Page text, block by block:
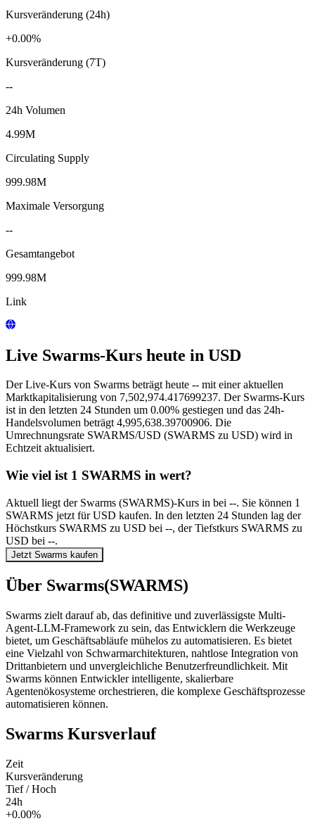
Kursveränderung (24h)
+0.00%
Kursveränderung (7T)
--
24h Volumen
4.99M
Circulating Supply
999.98M
Maximale Versorgung
--
Gesamtangebot
999.98M
Link
Live Swarms-Kurs heute in USD
Der Live-Kurs von Swarms beträgt heute -- mit einer aktuellen
Marktkapitalisierung von 7,502,974.417699237. Der Swarms-Kurs
ist in den letzten 24 Stunden um 0.00% gestiegen und das 24h-
Handelsvolumen beträgt 4,995,638.39700906. Die
Umrechnungsrate SWARMS/USD (SWARMS zu USD) wird in
Echtzeit aktualisiert.
Wie viel ist 1 SWARMS in wert?
Aktuell liegt der Swarms (SWARMS)-Kurs in bei --. Sie können 1
SWARMS jetzt für USD kaufen. In den letzten 24 Stunden lag der
Höchstkurs SWARMS zu USD bei --, der Tiefstkurs SWARMS zu
USD bei --.
Jetzt Swarms kaufen
Über Swarms(SWARMS)
Swarms zielt darauf ab, das definitive und zuverlässigste Multi-
Agent-LLM-Framework zu sein, das Entwicklern die Werkzeuge
bietet, um Geschäftsabläufe mühelos zu automatisieren. Es bietet
eine Vielzahl von Schwarmarchitekturen, nahtlose Integration von
Drittanbietern und unvergleichliche Benutzerfreundlichkeit. Mit
Swarms können Entwickler intelligente, skalierbare
Agentenökosysteme orchestrieren, die komplexe Geschäftsprozesse
automatisieren können.
Swarms Kursverlauf
Zeit
Kursveränderung
Tief / Hoch
24h
+0.00%